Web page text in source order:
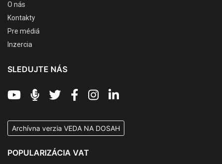
O nás
Kontakty
Pre médiá
Inzercia
SLEDUJTE NÁS
Archívna verzia VEDA NA DOSAH
POPULARIZÁCIA VAT